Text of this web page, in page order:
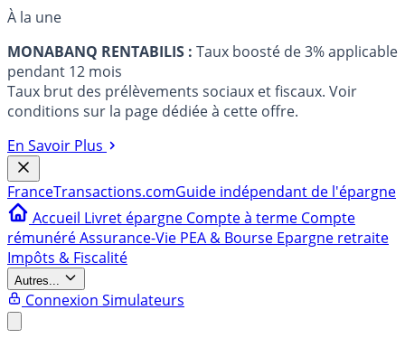
À la une
MONABANQ RENTABILIS : Taux boosté de 3% applicable
pendant 12 mois
Taux brut des prélèvements sociaux et fiscaux. Voir
conditions sur la page dédiée à cette offre.
En Savoir Plus
FranceTransactions.comGuide indépendant de l'épargne
Accueil Livret épargne Compte à terme Compte
rémunéréAssurance-Vie PEA & Bourse Epargne retraite
Impôts & Fiscalité
Autres...
Connexion Simulateurs